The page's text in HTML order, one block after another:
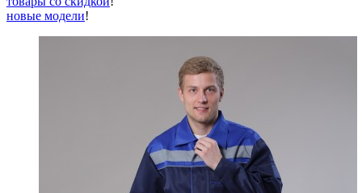
новые модели!